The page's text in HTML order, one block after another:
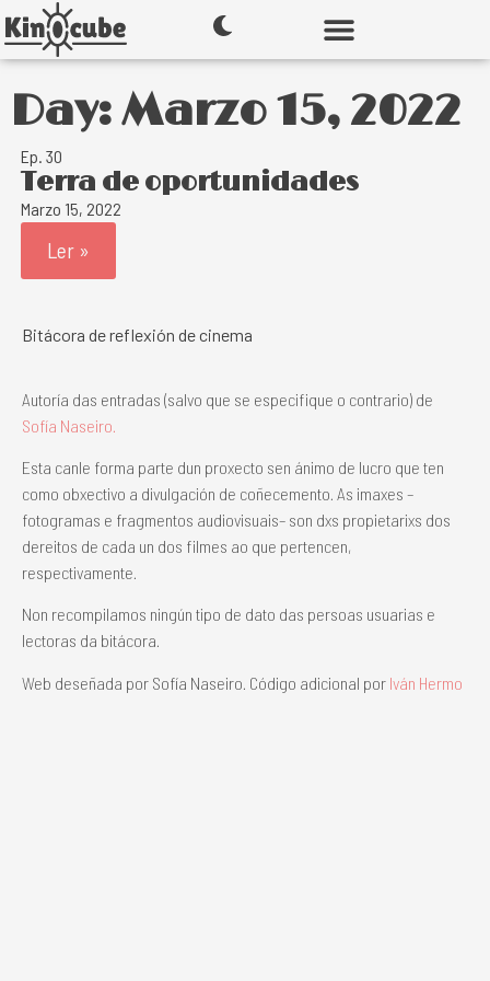
Day: Marzo 15, 2022
Ep. 30
Terra de oportunidades
Marzo 15, 2022
Ler »
Bitácora de reflexión de cinema
Autoría das entradas (salvo que se especifique o contrario) de
Sofía Naseiro.
Esta canle forma parte dun proxecto sen ánimo de lucro que ten
como obxectivo a divulgación de coñecemento. As imaxes –
fotogramas e fragmentos audiovisuais– son dxs propietarixs dos
dereitos de cada un dos filmes ao que pertencen,
respectivamente.
Non recompilamos ningún tipo de dato das persoas usuarias e
lectoras da bitácora.
Web deseñada por Sofía Naseiro. Código adicional por Iván Hermo